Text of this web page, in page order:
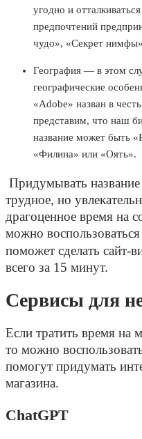
угодно и
предпочтений
чудо», «Секрет
География — в этом
географические
«Adobe» назван в
представим, что наш
название может быть
«Филина» или «Оять».
Придумывать
трудное, но
драгоценное время на
можно
поможет сделать сайт-
всего за 15 минут.
Сервисы для
Если тратить время на
то можно
помогут придумать
магазина.
ChatGPT